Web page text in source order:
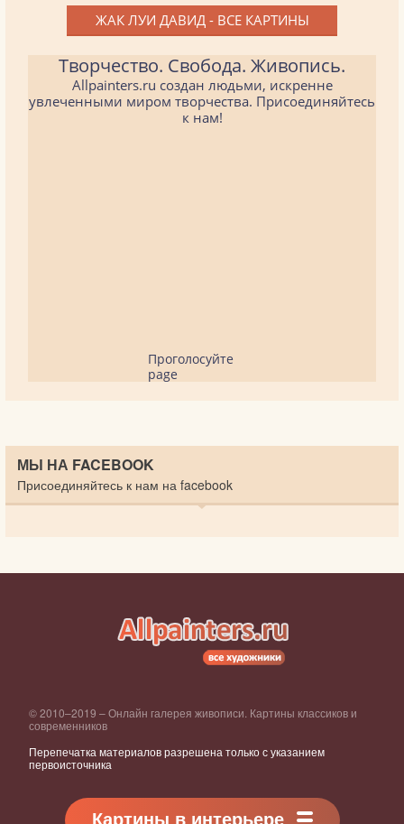
ЖАК ЛУИ ДАВИД - ВСЕ КАРТИНЫ
Творчество. Свобода. Живопись.
Allpainters.ru создан людьми, искренне
увлеченными миром творчества. Присоединяйтесь
к нам!
Проголосуйте
page
МЫ НА FACEBOOK
Присоединяйтесь к нам на facebook
© 2010–2019 – Онлайн галерея живописи. Картины классиков и
современников
Перепечатка материалов разрешена только с указанием
первоисточника
Картины в интерьере